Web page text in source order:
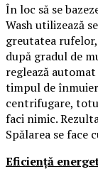
În loc să se
Wash utilizează
greutatea
după gradul de
reglează
timpul de
centrifugare,
faci nimic.
Spălarea se face
Eficiență